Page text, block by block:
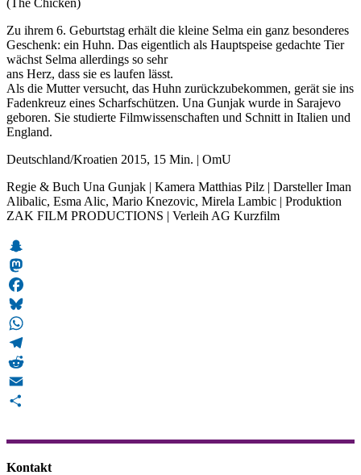
Zu ihrem 6. Geburtstag erhält die kleine Selma ein ganz besonderes
Geschenk: ein Huhn. Das eigentlich als Hauptspeise gedachte Tier
wächst Selma allerdings so sehr
ans Herz, dass sie es laufen lässt.
Als die Mutter versucht, das Huhn zurückzubekommen, gerät sie ins
Fadenkreuz eines Scharfschützen. Una Gunjak wurde in Sarajevo
geboren. Sie studierte Filmwissenschaften und Schnitt in Italien und
England.
Deutschland/Kroatien 2015, 15 Min. | OmU
Regie & Buch Una Gunjak | Kamera Matthias Pilz | Darsteller Iman
Alibalic, Esma Alic, Mario Knezovic, Mirela Lambic | Produktion
ZAK FILM PRODUCTIONS | Verleih AG Kurzfilm
Snapchat
Mastodon
Facebook
Bluesky
WhatsApp
Telegram
Reddit
Email
Kontakt